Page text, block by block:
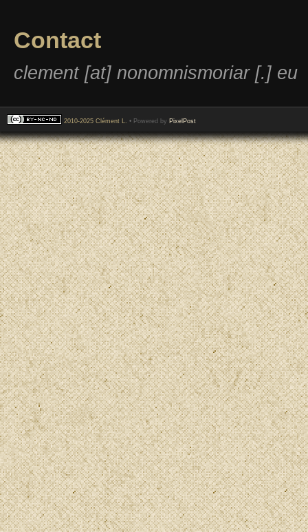
Contact
clement [at] nonomnismoriar [.] eu
2010-2025 Clément L. • Powered by PixelPost